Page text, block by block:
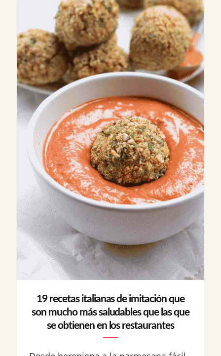
19 recetas italianas de imitación que
son mucho más saludables que las que
se obtienen en los restaurantes